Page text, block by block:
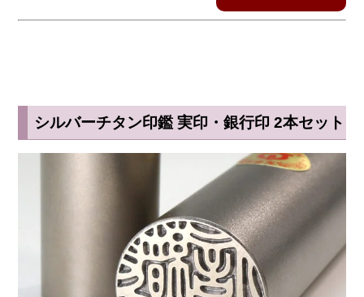
シルバーチタン印鑑 実印・銀行印 2本セット